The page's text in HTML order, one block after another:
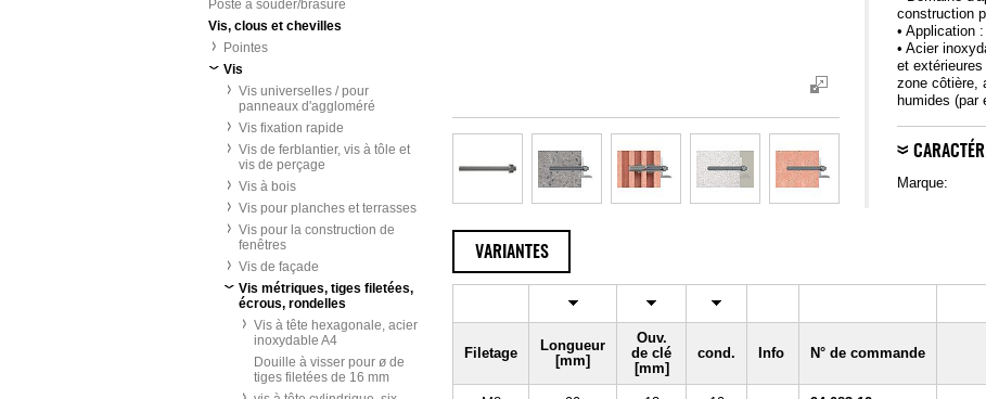
Poste à souder/brasure
Vis, clous et chevilles
Pointes
Vis
Vis universelles / pour
panneaux d'aggloméré
Vis fixation rapide
Vis de ferblantier, vis à tôle et
vis de perçage
Vis à bois
Vis pour planches et terrasses
Vis pour la construction de
fenêtres
Vis de façade
Vis métriques, tiges filetées,
écrous, rondelles
Vis à tête hexagonale, acier
inoxydable A4
Douille à visser pour ø de
tiges filetées de 16 mm
construction
• Application
• Acier
et
zone côtière,
humides (par
Marque:
VARIANTES
Filetage
Longueur
[mm]
Ouv.
de clé
[mm]
cond. Info N° de commande